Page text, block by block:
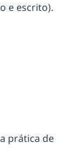
e escrito).
prática de